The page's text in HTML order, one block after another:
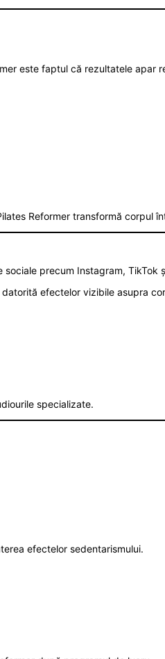
este faptul că rezultatele
Reformer transformă corpul
precum Instagram, TikTok
efectelor vizibile asupra
specializate.
efectelor sedentarismului.